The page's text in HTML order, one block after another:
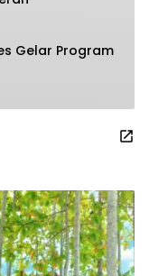
Gelar Program